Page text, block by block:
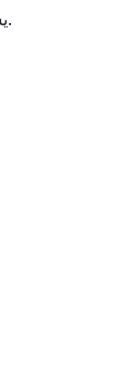
يسمح عدد أفوجادرو للكيميائيين بربط الكميات الكبيرة من المواد (مثل الغرامات) بعدد الجزيئات الفعلي الموجودة.